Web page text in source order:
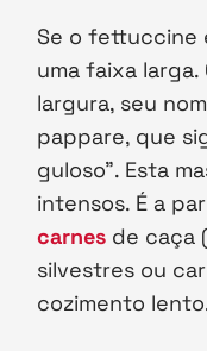
Se o fettuccine
uma faixa
largura, seu
pappare, que
guloso”. Esta
intensos. É a
carnes de caça
silvestres ou
cozimento